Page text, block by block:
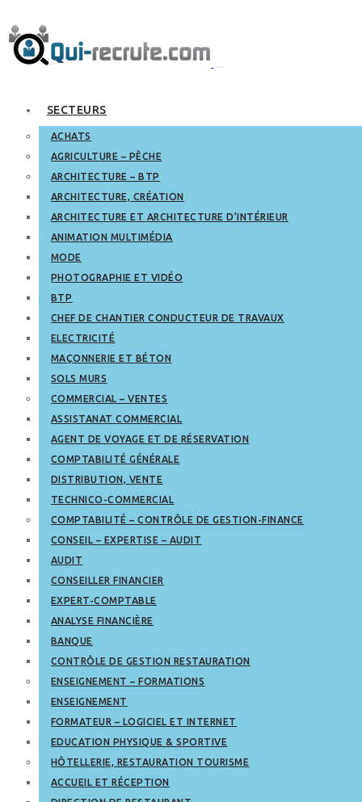
SECTEURS
ACHATS
AGRICULTURE – PÊCHE
ARCHITECTURE – BTP
ARCHITECTURE, CRÉATION
ARCHITECTURE ET ARCHITECTURE D’INTÉRIEUR
ANIMATION MULTIMÉDIA
MODE
PHOTOGRAPHIE ET VIDÉO
BTP
CHEF DE CHANTIER CONDUCTEUR DE TRAVAUX
ELECTRICITÉ
MAÇONNERIE ET BÉTON
SOLS MURS
COMMERCIAL – VENTES
ASSISTANAT COMMERCIAL
AGENT DE VOYAGE ET DE RÉSERVATION
COMPTABILITÉ GÉNÉRALE
DISTRIBUTION, VENTE
TECHNICO-COMMERCIAL
COMPTABILITÉ – CONTRÔLE DE GESTION-FINANCE
CONSEIL – EXPERTISE – AUDIT
AUDIT
CONSEILLER FINANCIER
EXPERT-COMPTABLE
ANALYSE FINANCIÈRE
BANQUE
CONTRÔLE DE GESTION RESTAURATION
ENSEIGNEMENT – FORMATIONS
ENSEIGNEMENT
FORMATEUR – LOGICIEL ET INTERNET
EDUCATION PHYSIQUE & SPORTIVE
HÔTELLERIE, RESTAURATION TOURISME
ACCUEIL ET RÉCEPTION